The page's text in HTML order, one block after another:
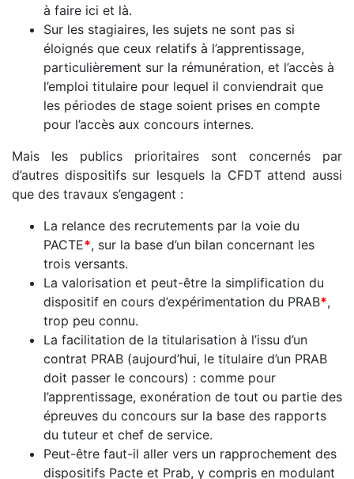
à faire ici et là.
Sur les stagiaires, les sujets ne sont pas si
éloignés que ceux relatifs à l’apprentissage,
particulièrement sur la rémunération, et l’accès à
l’emploi titulaire pour lequel il conviendrait que
les périodes de stage soient prises en compte
pour l’accès aux concours internes.
Mais les publics prioritaires sont concernés par
d’autres dispositifs sur lesquels la CFDT attend aussi
que des travaux s’engagent :
La relance des recrutements par la voie du
PACTE*, sur la base d’un bilan concernant les
trois versants.
La valorisation et peut-être la simplification du
dispositif en cours d’expérimentation du PRAB*,
trop peu connu.
La facilitation de la titularisation à l’issu d’un
contrat PRAB (aujourd’hui, le titulaire d’un PRAB
doit passer le concours) : comme pour
l’apprentissage, exonération de tout ou partie des
épreuves du concours sur la base des rapports
du tuteur et chef de service.
Peut-être faut-il aller vers un rapprochement des
dispositifs Pacte et Prab, y compris en modulant